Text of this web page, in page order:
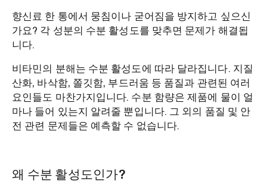
향신료 한 통에서 뭉침이나 굳어짐을 방지하고 싶으신
가요? 각 성분의 수분 활성도를 맞추면 문제가 해결됩
니다.
비타민의 분해는 수분 활성도에 따라 달라집니다. 지질
산화, 바삭함, 쫄깃함, 부드러움 등 품질과 관련된 여러
요인들도 마찬가지입니다. 수분 함량은 제품에 물이 얼
마나 들어 있는지 알려줄 뿐입니다. 그 외의 품질 및 안
전 관련 문제들은 예측할 수 없습니다.
왜 수분 활성도인가?